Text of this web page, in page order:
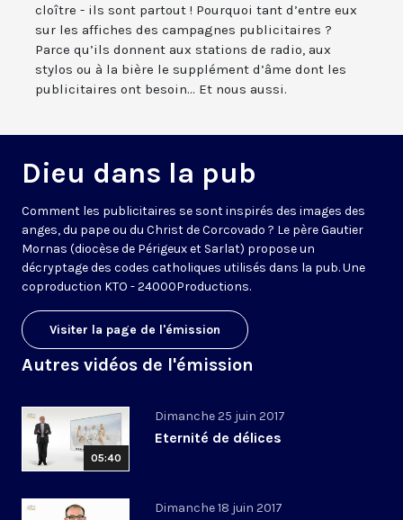
cloître - ils sont partout ! Pourquoi tant d’entre eux
sur les affiches des campagnes publicitaires ?
Parce qu’ils donnent aux stations de radio, aux
stylos ou à la bière le supplément d’âme dont les
publicitaires ont besoin... Et nous aussi.
Dieu dans la pub
Comment les publicitaires se sont inspirés des images des
anges, du pape ou du Christ de Corcovado ? Le père Gautier
Mornas (diocèse de Périgeux et Sarlat) propose un
décryptage des codes catholiques utilisés dans la pub. Une
coproduction KTO - 24000Productions.
Visiter la page de l'émission
Autres vidéos de l'émission
05:40
Dimanche 25 juin 2017
Eternité de délices
Dimanche 18 juin 2017